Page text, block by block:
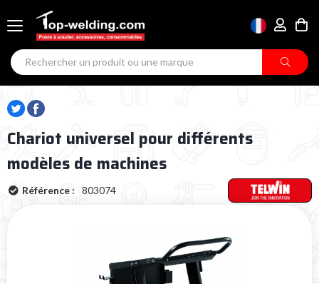
Chariot universel pour différents
modèles de machines
Référence : 803074